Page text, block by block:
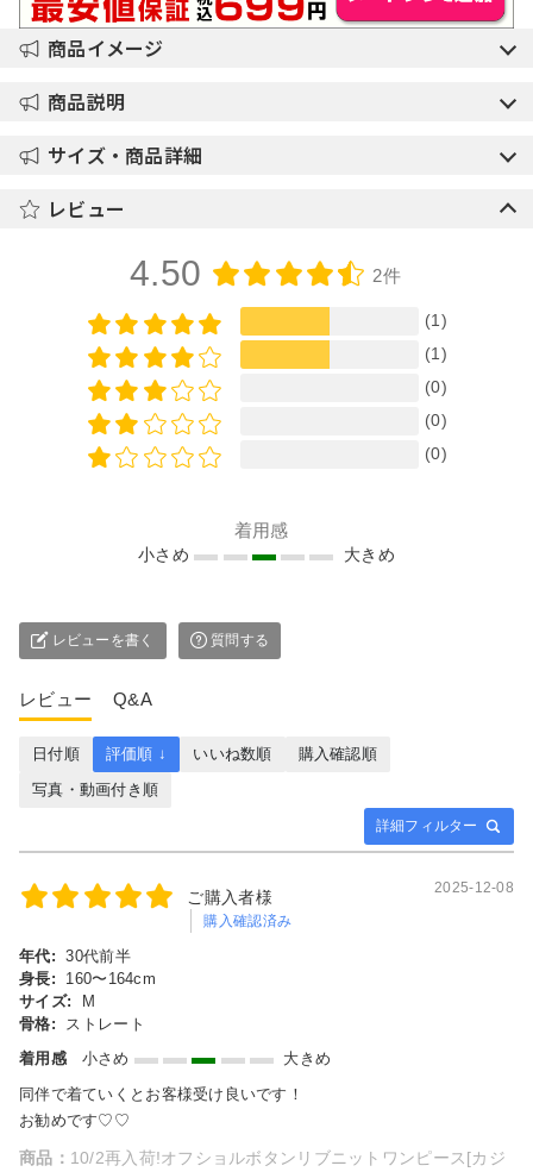
商品イメージ
商品説明
サイズ・商品詳細
レビュー
4.50 2件
(1)
(1)
(0)
(0)
(0)
着用感
小さめ 大きめ
レビューを書く 質問する
レビュー Q&A
詳細フィルター
日付順 評価順 ↓ いいね数順
購入確認順
写真・動画付き順
ご購入者様
購入確認済み
2025-12-08
年代: 30代前半
身長:
160〜164cm
サイズ:
M
骨格:
ストレート
着用感
小さめ
大きめ
同伴で着ていくとお客様受け良いです！
お勧めです♡♡
商品： 10/2再入荷!オフショルボタンリブニットワンピース[カジ